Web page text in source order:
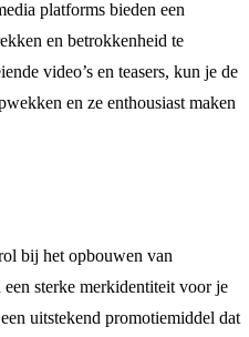
platforms bieden een
en betrokkenheid te
video’s en teasers, kun je de
en ze enthousiast maken
bij het opbouwen van
sterke merkidentiteit voor je
uitstekend promotiemiddel dat